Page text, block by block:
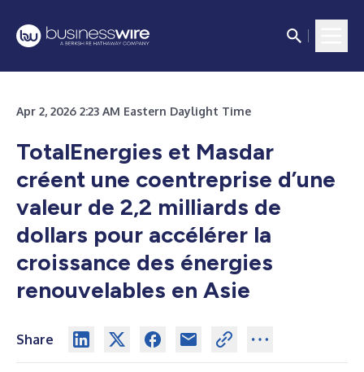
Apr 2, 2026 2:23 AM Eastern Daylight Time
TotalEnergies et Masdar
créent une coentreprise d’une
valeur de 2,2 milliards de
dollars pour accélérer la
croissance des énergies
renouvelables en Asie
Share